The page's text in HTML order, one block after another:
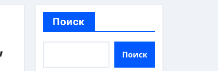
Поиск
Поиск